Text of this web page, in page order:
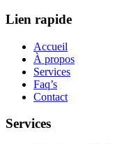
Lien rapide
Accueil
À propos
Services
Faq’s
Contact
Services